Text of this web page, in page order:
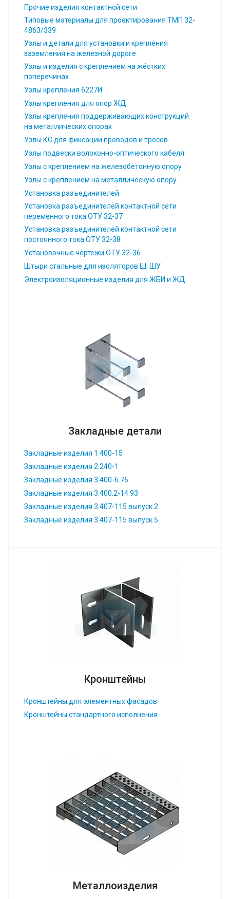
Прочие изделия контактной сети
Типовые материалы для проектирования ТМП 32-
4863/339
Узлы и детали для установки и крепления
заземления на железной дороге
Узлы и изделия с креплением на жёстких
поперечинах
Узлы крепления 6227И
Узлы крепления для опор ЖД
Узлы крепления поддерживающих конструкций
на металлических опорах
Узлы КС для фиксации проводов и тросов
Узлы подвески волоконно-оптического кабеля
Узлы с креплением на железобетонную опору
Узлы с креплением на металлическую опору
Установка разъединителей
Установка разъединителей контактной сети
переменного тока ОТУ 32-37
Установка разъединителей контактной сети
постоянного тока ОТУ 32-38
Установочные чертежи ОТУ 32-36
Штыри стальные для изоляторов Ш, ШУ
Электроизоляционные изделия для ЖБИ и ЖД
Закладные детали
Закладные изделия 1.400-15
Закладные изделия 2.240-1
Закладные изделия 3.400-6.76
Закладные изделия 3.400.2-14.93
Закладные изделия 3.407-115 выпуск 2
Закладные изделия 3.407-115 выпуск 5
Кронштейны
Кронштейны для элементных фасадов
Кронштейны стандартного исполнения
Металлоизделия